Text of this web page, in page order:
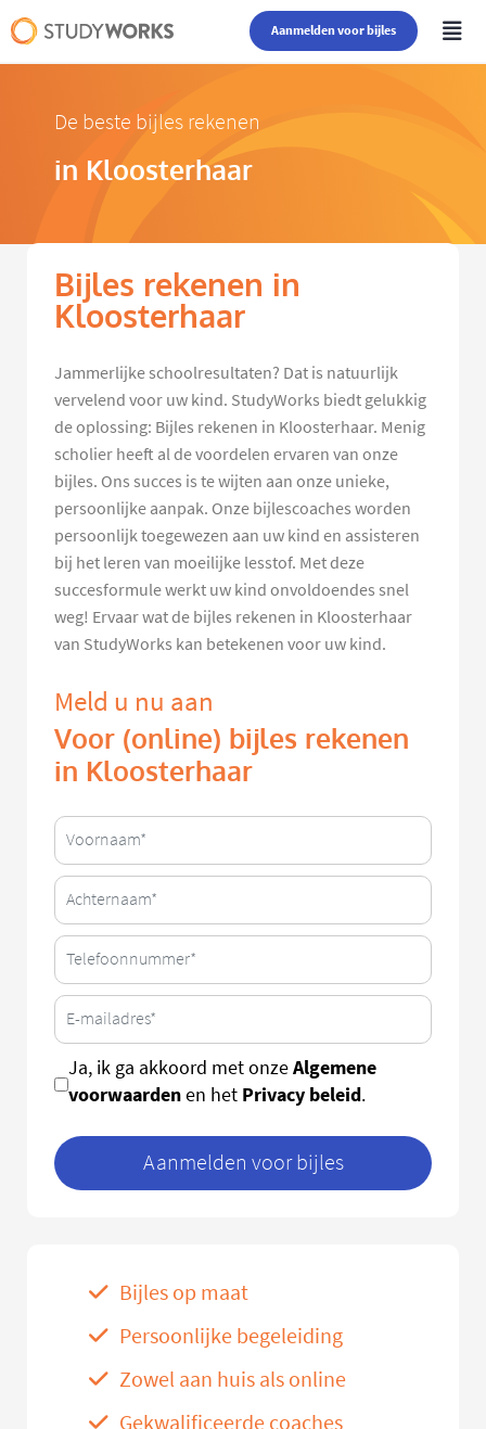
Aanmelden voor bijles
De beste bijles rekenen
in Kloosterhaar
Bijles rekenen in
Kloosterhaar
Jammerlijke schoolresultaten? Dat is natuurlijk
vervelend voor uw kind. StudyWorks biedt gelukkig
de oplossing: Bijles rekenen in Kloosterhaar. Menig
scholier heeft al de voordelen ervaren van onze
bijles. Ons succes is te wijten aan onze unieke,
persoonlijke aanpak. Onze bijlescoaches worden
persoonlijk toegewezen aan uw kind en assisteren
bij het leren van moeilijke lesstof. Met deze
succesformule werkt uw kind onvoldoendes snel
weg! Ervaar wat de bijles rekenen in Kloosterhaar
van StudyWorks kan betekenen voor uw kind.
Meld u nu aan
Voor (online) bijles rekenen
in Kloosterhaar
Ja, ik ga akkoord met onzeAlgemene
voorwaardenen het Privacy beleid.
Aanmelden voor bijles
Bijles op maat
Persoonlijke begeleiding
Zowel aan huis als online
Gekwalificeerde coaches